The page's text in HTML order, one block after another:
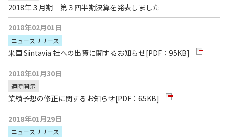
2018年３月期 第３四半期決算を発表しました
2018年02月01日
ニュースリリース
米国 Sintavia 社への出資に関するお知らせ[PDF：95KB]
2018年01月30日
適時開示
業績予想の修正に関するお知らせ[PDF：65KB]
2018年01月29日
ニュースリリース